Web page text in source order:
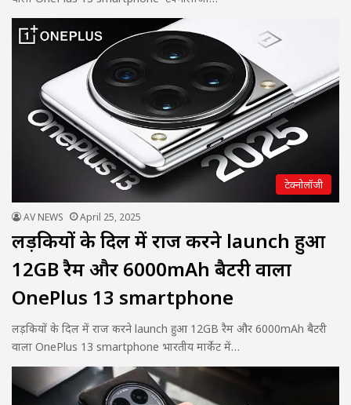
टेक्नोलॉजी
AV NEWS April 25, 2025
लड़कियों के दिल में राज करने launch हुआ
12GB रैम और 6000mAh बैटरी वाला
OnePlus 13 smartphone
लड़कियों के दिल में राज करने launch हुआ 12GB रैम और 6000mAh बैटरी
वाला OnePlus 13 smartphone भारतीय मार्केट में…